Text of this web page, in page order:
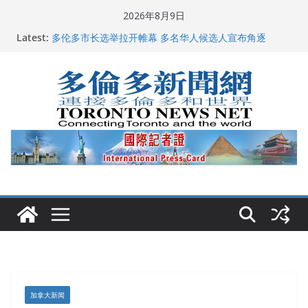
2026年8月9日
Latest:
龚晓华参加多伦多骄傲大游行 与市民分享竞选理念
多伦多市长选举拉开帷幕 多名华人候选人宣布角逐
关加拿大就业
2026加拿大青少年儿童绘画比赛颁奖典礼多伦多举行
加拿大新闻